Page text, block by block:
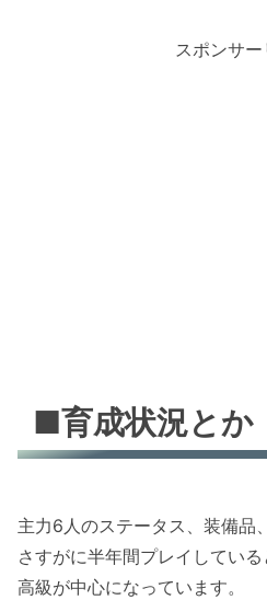
スポンサー
■育成状況とか
主力6人のステータス、装備品
さすがに半年間プレイしてい
高級が中心になっています。